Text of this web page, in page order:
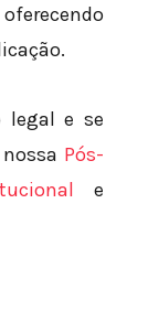
legal e se
Pós-
e